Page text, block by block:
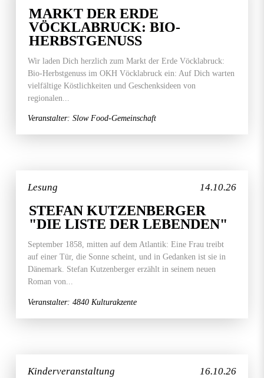
MARKT DER ERDE
VÖCKLABRUCK: BIO-
HERBSTGENUSS
Wir laden Dich herzlich zum Markt der Erde Vöcklabruck:
Bio-Herbstgenuss im OKH Vöcklabruck ein: Auf Dich warten
vielfältige Köstlichkeiten und Geschenksideen von
regionalen...
Veranstalter: Slow Food-Gemeinschaft
14.10.26
Lesung
STEFAN KUTZENBERGER
"DIE LISTE DER LEBENDEN"
September 1858, mitten auf dem Atlantik: Eine Frau treibt
auf einer Tür, die Sonne scheint, und in Gedanken ist sie in
Dänemark. Stefan Kutzenberger erzählt in seinem neuen
Roman von...
Veranstalter: 4840 Kulturakzente
16.10.26
Kinderveranstaltung